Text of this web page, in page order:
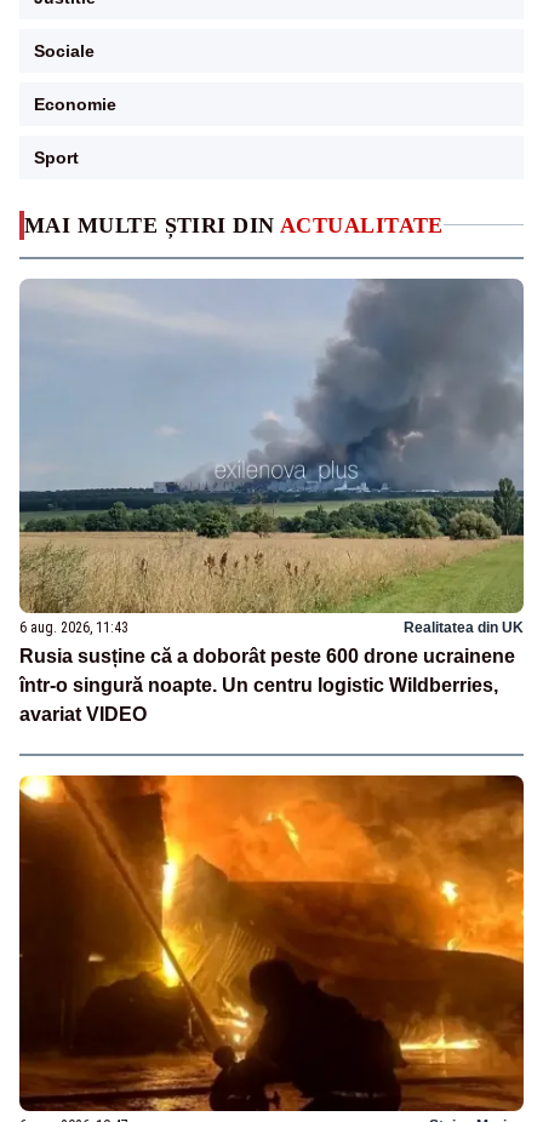
MAI MULTE ȘTIRI DIN ACTUALITATE
6 aug. 2026, 11:43 Realitatea din UK
Rusia susține că a doborât peste 600 drone ucrainene
într-o singură noapte. Un centru logistic Wildberries,
avariat VIDEO
Sociale
Economie
Sport